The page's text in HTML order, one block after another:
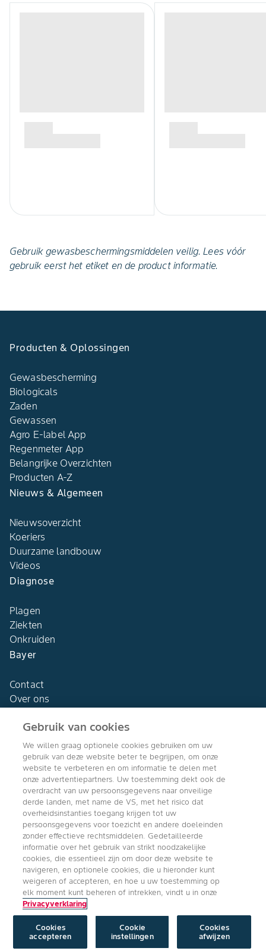
Gebruik gewasbeschermingsmiddelen veilig. Lees vóór
gebruik eerst het etiket en de product informatie.
Producten & Oplossingen
Gewasbescherming
Biologicals
Zaden
Gewassen
Agro E-label App
Regenmeter App
Belangrijke Overzichten
Producten A-Z
Nieuws & Algemeen
Nieuwsoverzicht
Koeriers
Duurzame landbouw
Videos
Diagnose
Plagen
Ziekten
Onkruiden
Bayer
Contact
Over ons
Agro Bayer
Nederland
Volg ons
Copyright © Bayer Crop Science 2024
Algemene Gebruiksvoorwaarden/Privacyverklaring/Imprint/Cookie
instellingen
Gebruik van cookies
We willen graag optionele cookies gebruiken om uw
gebruik van deze website beter te begrijpen, om onze
website te verbeteren en om informatie te delen met
onze advertentiepartners. Uw toestemming dekt ook de
overdracht van uw persoonsgegevens naar onveilige
derde landen, met name de VS, met het risico dat
overheidsinstanties toegang krijgen tot uw
persoonsgegevens voor toezicht en andere doeleinden
zonder effectieve rechtsmiddelen. Gedetailleerde
informatie over het gebruik van strikt noodzakelijke
cookies, die essentieel zijn om door deze website te
navigeren, en optionele cookies, die u hieronder kunt
weigeren of accepteren, en hoe u uw toestemming op
elk moment kunt beheren of intrekken, vindt u in onze
Privacyverklaring
Cookie
instellingen
Cookies
afwijzen
Cookies
accepteren